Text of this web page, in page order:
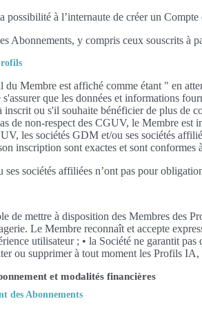
possibilité à l’internaute de créer un
Abonnements, y compris ceux souscrits à
Membre est affiché comme étant " en
que les données et informations
inscrit ou s'il souhaite bénéficier de plus de
de non-respect des CGUV, le Membre
les sociétés GDM et/ou ses sociétés
inscription sont exactes et sont
sociétés affiliées n’ont pas pour
de mettre à disposition des Membres des
Le Membre reconnaît et accepte
utilisateur ; • la Société ne garantit
ou supprimer à tout moment les Profils IA,
et modalités financières
des Abonnements